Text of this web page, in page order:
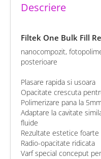
Descriere
Filtek One Bulk Fill
nanocompozit,
posterioare
Plasare rapida si usoara
Opacitate crescuta
Polimerizare pana la
Adaptare la cavitate
fluide
Rezultate estetice foarte
Radio-opacitate ridicata
Varf special conceput